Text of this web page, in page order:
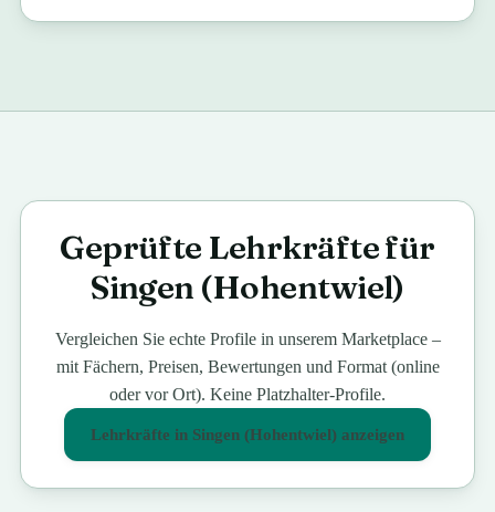
Geprüfte Lehrkräfte für
Singen (Hohentwiel)
Vergleichen Sie echte Profile in unserem Marketplace –
mit Fächern, Preisen, Bewertungen und Format (online
oder vor Ort). Keine Platzhalter-Profile.
Lehrkräfte in Singen (Hohentwiel) anzeigen